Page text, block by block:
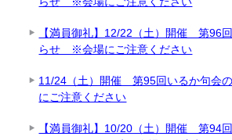
【満員御礼】12/22（土）開催 第96
らせ ※会場にご注意ください
11/24（土）開催 第95回いるか句会
にご注意ください
【満員御礼】10/20（土）開催 第94